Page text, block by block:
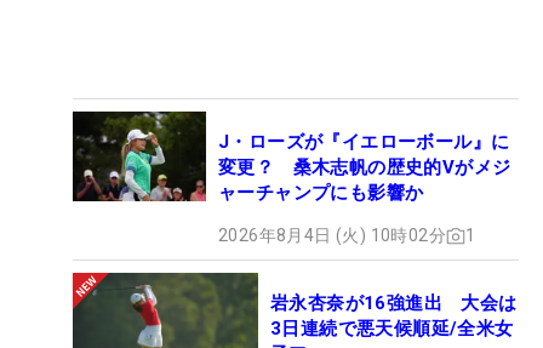
J・ローズが『イエローボール』に
変更？ 桑木志帆の歴史的Vがメジ
ャーチャンプにも影響か
2026年8月4日 (火) 10時02分 1
岩永杏奈が16強進出 大会は
3日連続で悪天候順延/全米女